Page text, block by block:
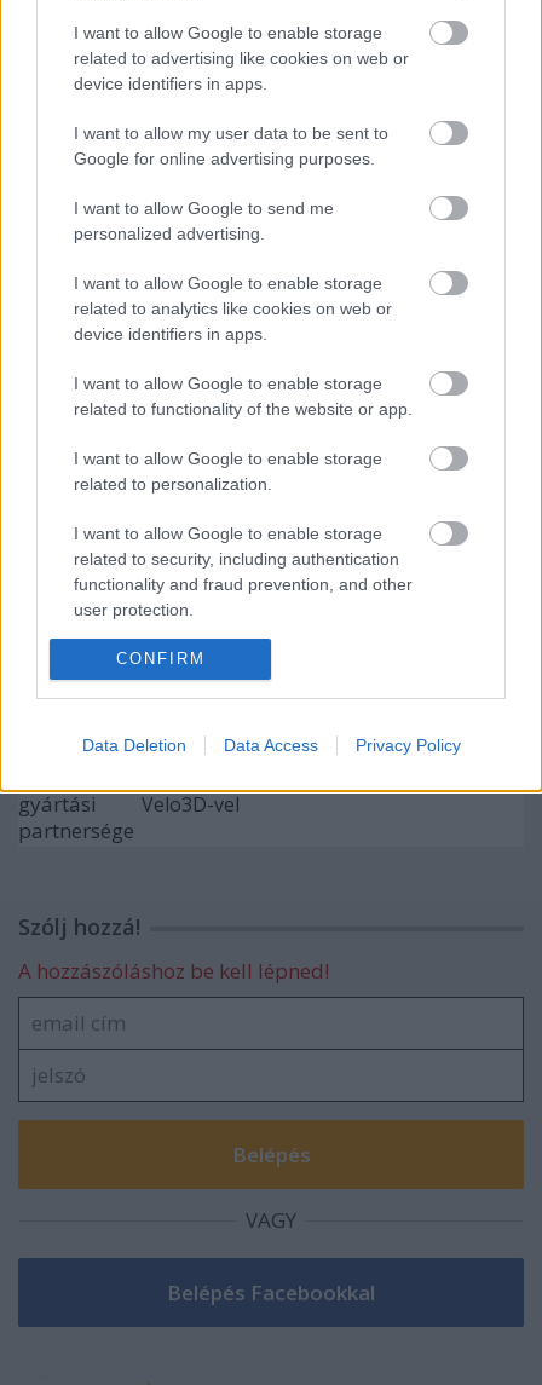
I want to allow Google to enable storage
related to advertising like cookies on web or
device identifiers in apps.
I want to allow my user data to be sent to
Google for online advertising purposes.
I want to allow Google to send me
personalized advertising.
I want to allow Google to enable storage
related to analytics like cookies on web or
device identifiers in apps.
I want to allow Google to enable storage
related to functionality of the website or app.
I want to allow Google to enable storage
related to personalization.
I want to allow Google to enable storage
related to security, including authentication
functionality and fraud prevention, and other
user protection.
CONFIRM
Data Deletion Data Access Privacy Policy
Ajánlott bejegyzések:
A Formlabs hobbi célú műgyantákat
dobott piacra
A COBOD piacra dobja a BOD3 3D
épületnyomtatót
Műholdfejlesztés INTAMSYS additív
technológiákkal
Ellenáll-e a 3D nyomtatott volfrám egy
atomreaktor extrém körülményeinek?
Velo3D-vel
Szólj hozzá!
A hozzászóláshoz be kell lépned!
VAGY